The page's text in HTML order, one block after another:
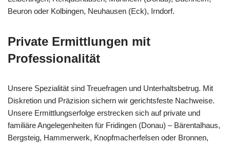
Beuron oder Kolbingen, Neuhausen (Eck), Irndorf.
Private Ermittlungen mit
Professionalität
Unsere Spezialität sind Treuefragen und Unterhaltsbetrug. Mit
Diskretion und Präzision sichern wir gerichtsfeste Nachweise.
Unsere Ermittlungserfolge erstrecken sich auf private und
familiäre Angelegenheiten für Fridingen (Donau) – Bärentalhaus,
Bergsteig, Hammerwerk, Knopfmacherfelsen oder Bronnen,